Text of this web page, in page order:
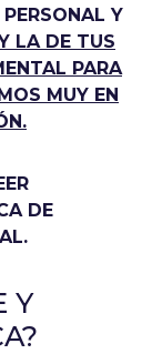
Y
LA DE TUS
PARA
MUY EN
DE
Y